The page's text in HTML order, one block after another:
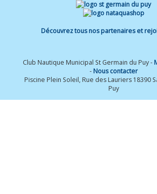
Découvrez tous nos partenaires et
Club Nautique Municipal St Germain du Puy -
- Nous contacter
Piscine Plein Soleil, Rue des Lauriers 18390
Puy